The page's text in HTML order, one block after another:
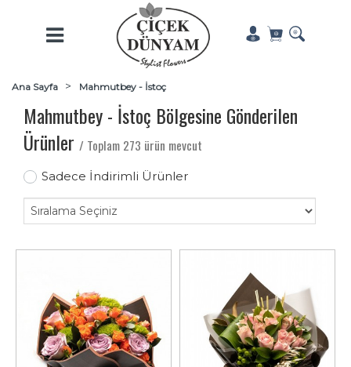
Ana Sayfa Mahmutbey - İstoç
Mahmutbey - İstoç Bölgesine Gönderilen
Ürünler / Toplam 273 ürün mevcut
Sadece İndirimli Ürünler